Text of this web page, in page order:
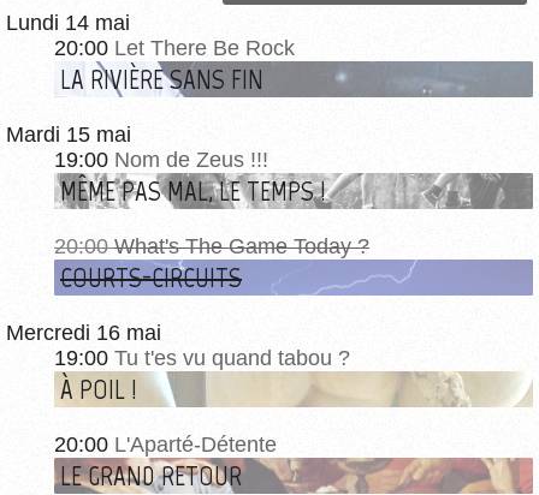
Lundi 14 mai
20:00 Let There Be Rock
LA RIVIÈRE SANS FIN
Mardi 15 mai
19:00 Nom de Zeus !!!
MÊME PAS MAL, LE TEMPS !
20:00 What's The Game Today ?
COURTS-CIRCUITS
Mercredi 16 mai
19:00 Tu t'es vu quand tabou ?
À POIL !
20:00 L'Aparté-Détente
LE GRAND RETOUR